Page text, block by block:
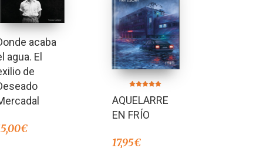
acaba
agua. El
de
€
5.00
de 5
AQUELARRE
EN FRÍO
17,95€